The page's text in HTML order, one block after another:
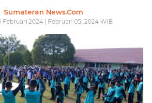
Sumateran News.Com
Februari 2024 | Februari 05, 2024 WIB